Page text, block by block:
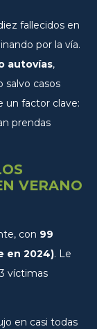
fallecidos en
por la vía.
autovías,
salvo casos
un factor clave:
prendas
VERANO
con 99
en 2024). Le
víctimas
en casi todas